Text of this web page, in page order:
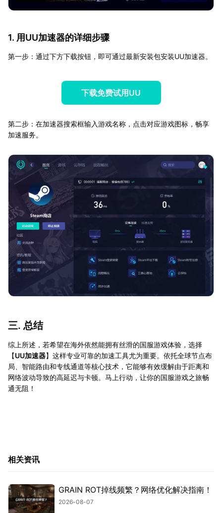
1. 用UU加速器的详细步骤
第一步：通过下方下载按钮，即可通过最新安装包安装UU加速器。
下载免费试用UU
第二步：在加速器搜索框输入游戏名称，点击对应游戏图标，畅享
加速服务。
三. 总结
综上所述，若希望在海外依然能拥有丝滑的国服游戏体验，选择
【UU加速器】这样专业可靠的加速工具尤为重要。依托全球节点布
局、智能路由和专线通道等核心技术，它能够有效缓解由于距离和
网络波动导致的高延迟与卡顿。马上行动，让你的国服游戏之旅畅
通无阻！
相关资讯
GRAIN ROT掉线频繁？网络优化解决指南！
2026-08-07